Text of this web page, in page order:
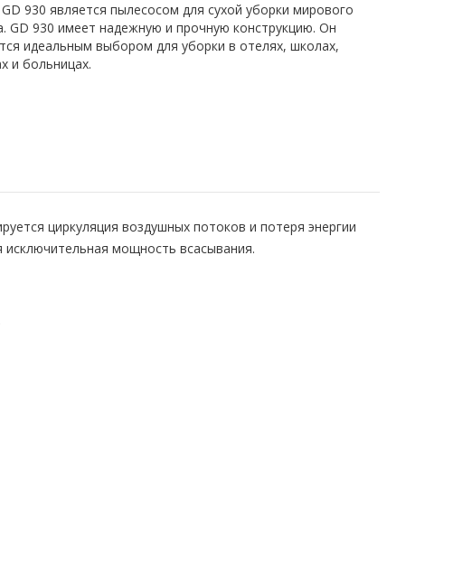
930 является пылесосом для сухой уборки мирового
GD 930 имеет надежную и прочную конструкцию. Он
идеальным выбором для уборки в отелях, школах,
и больницах.
циркуляция воздушных потоков и потеря энергии
мощность всасывания.